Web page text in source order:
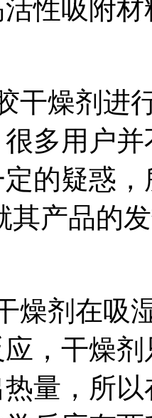
性吸附材
燥剂进
多用户
的疑惑
其产品的
剂在吸
，干燥
量，所